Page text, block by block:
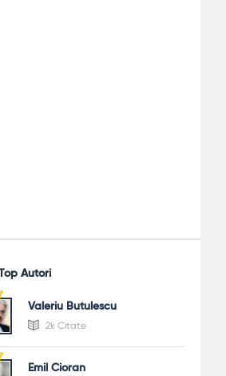
Autori
Valeriu Butulescu
2k Citate
Emil Cioran